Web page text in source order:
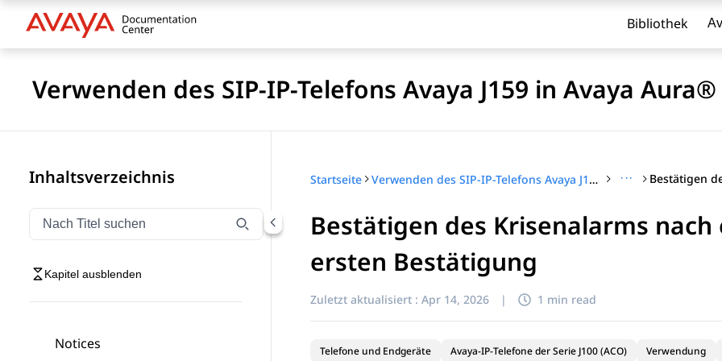
Bibliothek
Verwenden des SIP-IP-Telefons Avaya J159 in Avaya Aura®
Inhaltsverzeichnis
Navigation nach Titel filtern
Geben Sie Text ein, um Navigationselemente nach Titel zu filtern.
Kapitel ausblenden
Notices
Startseite Verwenden des SIP-IP-Telefons Avaya J159 in Avaya Aura® ···
Bestätigen des Krisenalarms
ersten Bestätigung
Zuletzt aktualisiert : Apr 14, 2026 | 1 min read
Telefone und Endgeräte Avaya-IP-Telefone der Serie J100 (ACO) Verwendung